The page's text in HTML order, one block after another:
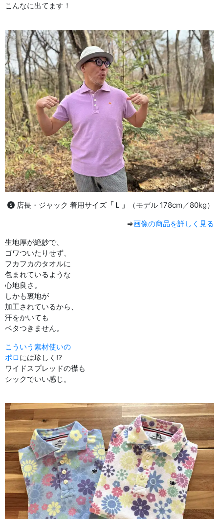
こんなに出てます！
店長・ジャック 着用サイズ 「 L 」
（モデル 178cm／80kg）
⇒画像の商品を詳しく見る
生地厚が絶妙で、
ゴワついたりせず、
フカフカのタオルに
包まれているような
心地良さ。
しかも裏地が
加工されているから、
汗をかいても
ベタつきません。
こういう素材使いの
ポロには珍しく⁉︎
ワイドスプレッドの襟も
シックでいい感じ。